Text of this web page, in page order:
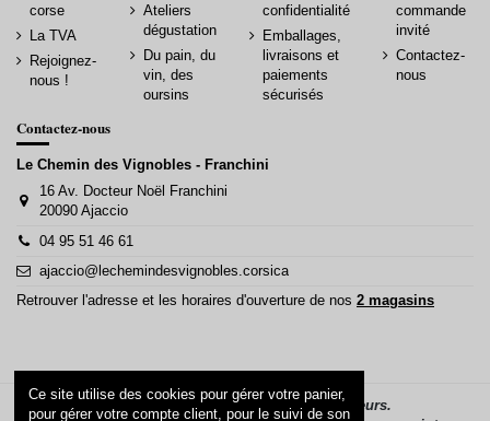
corse
La TVA
Rejoignez-
nous !
Ateliers
dégustation
Du pain, du
vin, des
oursins
confidentialité
Emballages,
livraisons et
paiements
sécurisés
commande
invité
Contactez-
nous
Contactez-nous
Le Chemin des Vignobles - Franchini
16 Av. Docteur Noël Franchini
20090 Ajaccio
04 95 51 46 61
ajaccio@lechemindesvignobles.corsica
Retrouver l'adresse et les horaires d'ouverture de nos 2 magasins
La vente d’alcool est interdite aux mineurs.
Ce site utilise des cookies pour gérer votre panier,
pour gérer votre compte client, pour le suivi de son